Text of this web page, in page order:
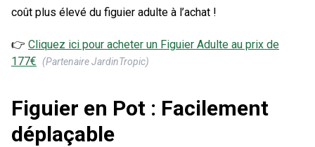
coût plus élevé du figuier adulte à l’achat !
👉 Cliquez ici pour acheter un Figuier Adulte au prix de
177€ (Partenaire JardinTropic)
Figuier en Pot : Facilement
déplaçable